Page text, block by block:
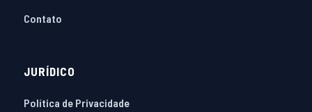
Contato
JURÍDICO
Política de Privacidade